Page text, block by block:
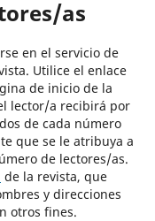
as
en el servicio de
Utilice el enlace
de inicio de la
lector/a recibirá por
de cada número
que se le atribuya a
de lectores/as.
de la revista, que
y direcciones
otros fines.